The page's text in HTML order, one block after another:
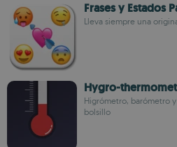
Frases y Estados
Lleva siempre una
Hygro-
Higrómetro, barómetro
bolsillo